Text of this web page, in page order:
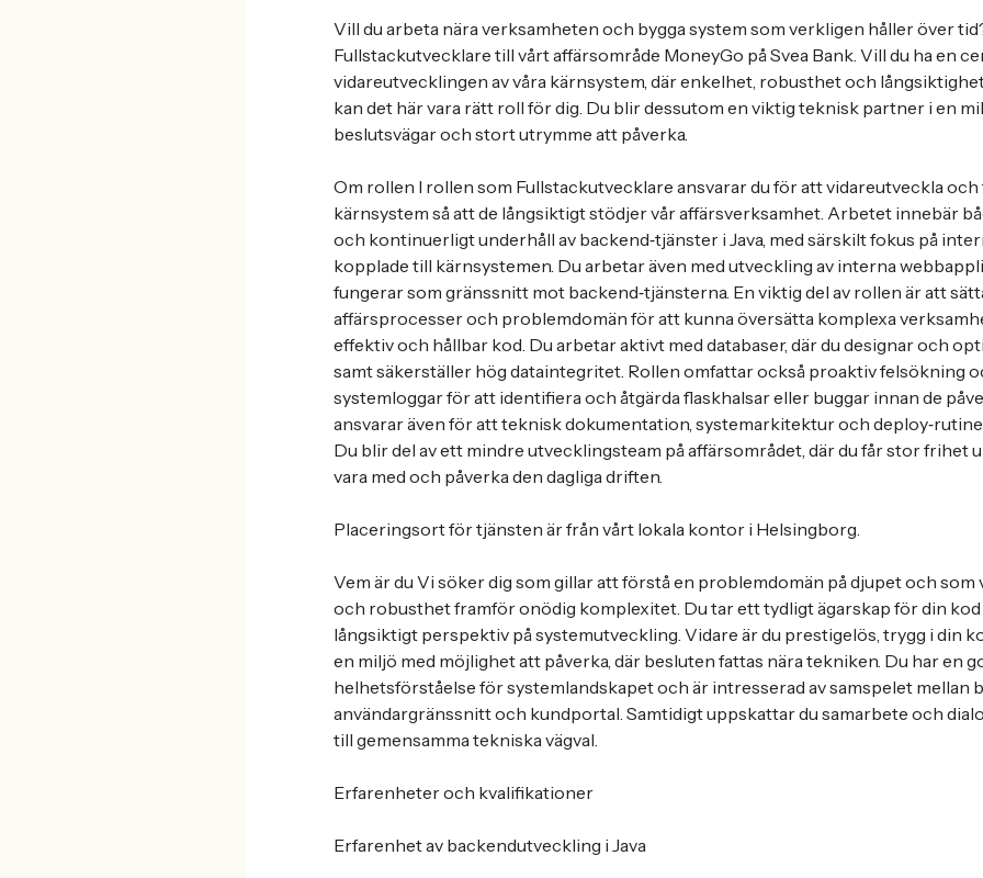
Vill du arbeta nära verksamheten och bygga system som verkligen håller över
Fullstackutvecklare till vårt affärsområde MoneyGo på Svea Bank. Vill du ha en
vidareutvecklingen av våra kärnsystem, där enkelhet, robusthet och
kan det här vara rätt roll för dig. Du blir dessutom en viktig teknisk partner i en
beslutsvägar och stort utrymme att påverka.
Om rollen I rollen som Fullstackutvecklare ansvarar du för att vidareutveckla och
kärnsystem så att de långsiktigt stödjer vår affärsverksamhet. Arbetet innebär
och kontinuerligt underhåll av backend‑tjänster i Java, med särskilt fokus på
kopplade till kärnsystemen. Du arbetar även med utveckling av interna
fungerar som gränssnitt mot backend‑tjänsterna. En viktig del av rollen är att
affärsprocesser och problemdomän för att kunna översätta komplexa
effektiv och hållbar kod. Du arbetar aktivt med databaser, där du designar och
samt säkerställer hög dataintegritet. Rollen omfattar också proaktiv felsökning
systemloggar för att identifiera och åtgärda flaskhalsar eller buggar innan de
ansvarar även för att teknisk dokumentation, systemarkitektur och
Du blir del av ett mindre utvecklingsteam på affärsområdet, där du får stor frihet
vara med och påverka den dagliga driften.
Placeringsort för tjänsten är från vårt lokala kontor i Helsingborg.
Vem är du Vi söker dig som gillar att förstå en problemdomän på djupet och
och robusthet framför onödig komplexitet. Du tar ett tydligt ägarskap för din
långsiktigt perspektiv på systemutveckling. Vidare är du prestigelös, trygg i din
en miljö med möjlighet att påverka, där besluten fattas nära tekniken. Du har en
helhetsförståelse för systemlandskapet och är intresserad av samspelet mellan
användargränssnitt och kundportal. Samtidigt uppskattar du samarbete och
till gemensamma tekniska vägval.
Erfarenheter och kvalifikationer
Erfarenhet av backendutveckling i Java